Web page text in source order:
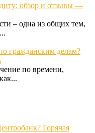
обзор и отзывы —
– одна из общих тем,
гражданским делам?
по времени,
Горячая